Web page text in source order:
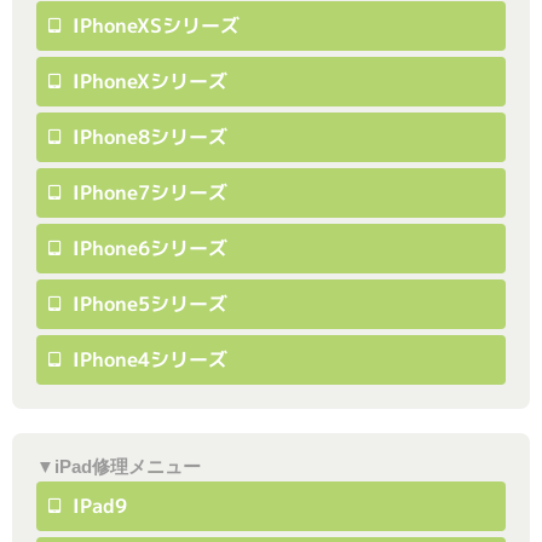
IPhoneXSシリーズ
IPhoneXシリーズ
IPhone8シリーズ
IPhone7シリーズ
IPhone6シリーズ
IPhone5シリーズ
IPhone4シリーズ
▼iPad修理メニュー
IPad9